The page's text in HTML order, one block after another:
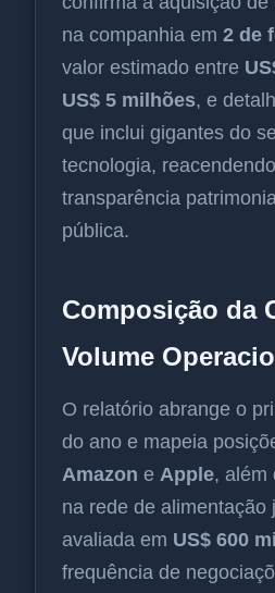
na companhia em 2 de
valor estimado entre
US$ 5 milhões, e
que inclui gigantes do
tecnologia,
transparência
pública.
Composição da
Volume
O relatório abrange o
do ano e mapeia
Amazon e Apple, além
na rede de alimentação
avaliada em US$ 600
frequência de